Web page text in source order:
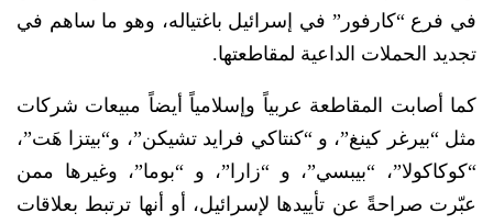
في فرع “كارفور” في إسرائيل باغتياله، وهو ما ساهم في
تجديد الحملات الداعية لمقاطعتها.
كما أصابت المقاطعة عربياً وإسلامياً أيضاً مبيعات شركات
مثل “بيرغر كينغ”، و “كنتاكي فرايد تشيكن”، و“بيتزا هَت”،
“كوكاكولا”، “بيبسي”، و “زارا”، و “بوما”، وغيرها ممن
عبّرت صراحةً عن تأييدها لإسرائيل، أو أنها ترتبط بعلاقات